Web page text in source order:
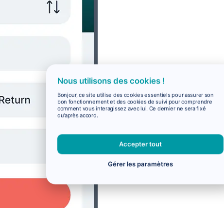
Nous utilisons des cookies !
Bonjour, ce site utilise des cookies essentiels pour assurer son
bon fonctionnement et des cookies de suivi pour comprendre
comment vous interagissez avec lui. Ce dernier ne sera fixé
qu'après accord.
Accepter tout
Gérer les paramètres